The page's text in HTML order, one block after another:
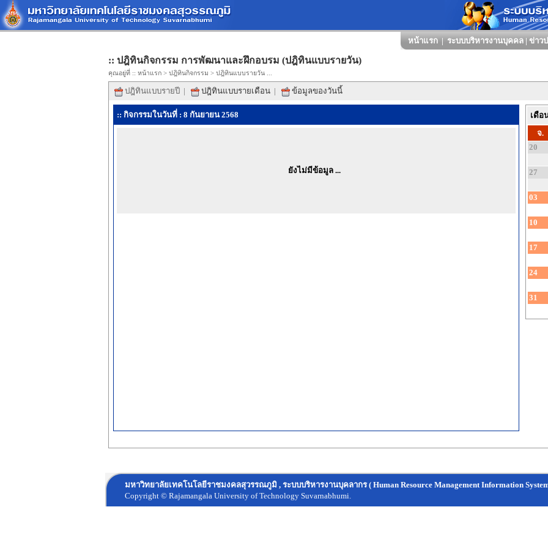
หน้าแรก | ระบบบริหารงานบุคคล | ข่าว
:: ปฎิทินกิจกรรม การพัฒนาและฝึกอบรม (ปฎิทินแบบรายวัน)
คุณอยู่ที่ :: หน้าแรก > ปฎิทินกิจกรรม > ปฎิทินแบบรายวัน ...
ปฎิทินแบบรายปี | ปฎิทินแบบรายเดือน | ข้อมูลของวันนี้
:: กิจกรรมในวันที่ : 8 กันยายน 2568
ยังไม่มีข้อมูล ...
เดือ
จ.
20
27
03
10
17
24
31
มหาวิทยาลัยเทคโนโลยีราชมงคลสุวรรณภูมิ , ระบบบริหารงานบุคลากร ( Human Resource Management Information
Copyright © Rajamangala University of Technology Suvarnabhumi.